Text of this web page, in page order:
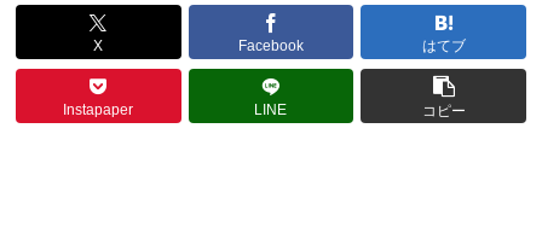
X Facebook はてブ
Instapaper LINE コピー